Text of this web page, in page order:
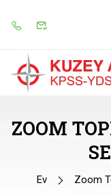
ZOOM
Ev
Zoom